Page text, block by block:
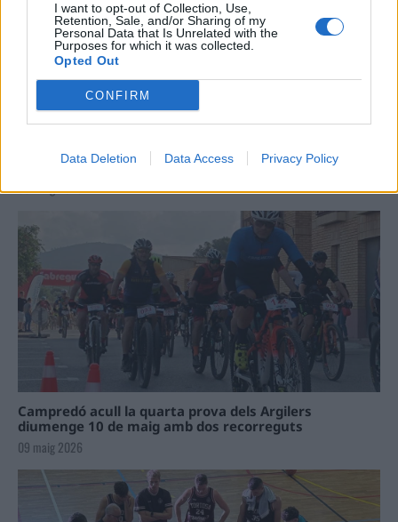
I want to opt-out of Collection, Use,
Retention, Sale, and/or Sharing of my
Personal Data that Is Unrelated with the
Purposes for which it was collected.
Opted Out
CONFIRM
Data Deletion Data Access Privacy Policy
La Cursa de l’Aldea segona d’etiqueta d’or de la
Running Sèries Terres de l’Ebre
09 maig 2026
Campredó acull la quarta prova dels Argilers
diumenge 10 de maig amb dos recorreguts
09 maig 2026